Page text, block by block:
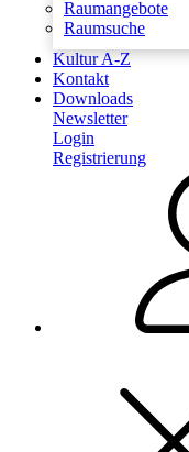
Raumangebote
Raumsuche
Kultur A-Z
Kontakt
Downloads
Newsletter
Login
Registrierung